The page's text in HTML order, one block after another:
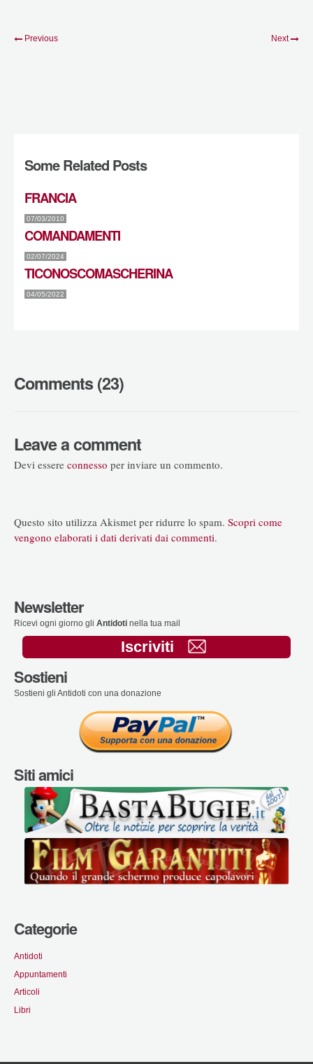
Previous Next
Some Related Posts
FRANCIA
07/03/2010
COMANDAMENTI
02/07/2024
TICONOSCOMASCHERINA
04/05/2022
Comments (23)
Leave a comment
Devi essere connesso per inviare un commento.
Questo sito utilizza Akismet per ridurre lo spam. Scopri come
vengono elaborati i dati derivati dai commenti.
Newsletter
Ricevi ogni giorno gli Antidoti nella tua mail
Iscriviti
Sostieni
Sostieni gli Antidoti con una donazione
Siti amici
Categorie
Antidoti
Appuntamenti
Articoli
Libri